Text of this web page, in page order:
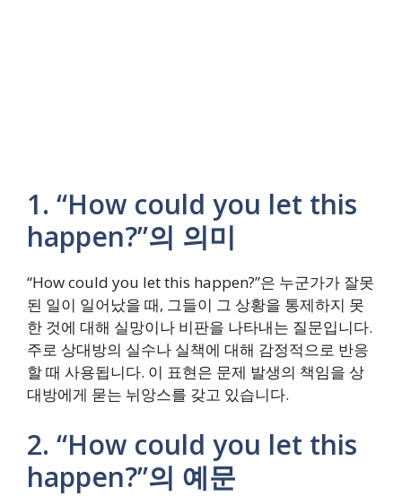
1. “How could you let this
happen?”의 의미
“How could you let this happen?”은 누군가가 잘못
된 일이 일어났을 때, 그들이 그 상황을 통제하지 못
한 것에 대해 실망이나 비판을 나타내는 질문입니다.
주로 상대방의 실수나 실책에 대해 감정적으로 반응
할 때 사용됩니다. 이 표현은 문제 발생의 책임을 상
대방에게 묻는 뉘앙스를 갖고 있습니다.
2. “How could you let this
happen?”의 예문